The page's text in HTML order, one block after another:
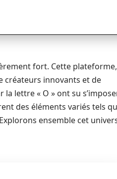
fort. Cette plateforme,
créateurs innovants et de
lettre « O » ont su
des éléments variés tels
ensemble cet